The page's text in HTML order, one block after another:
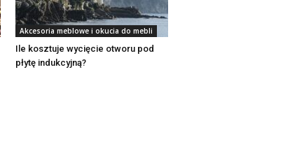
Akcesoria meblowe i okucia do mebli
Ile kosztuje wycięcie otworu pod
płytę indukcyjną?